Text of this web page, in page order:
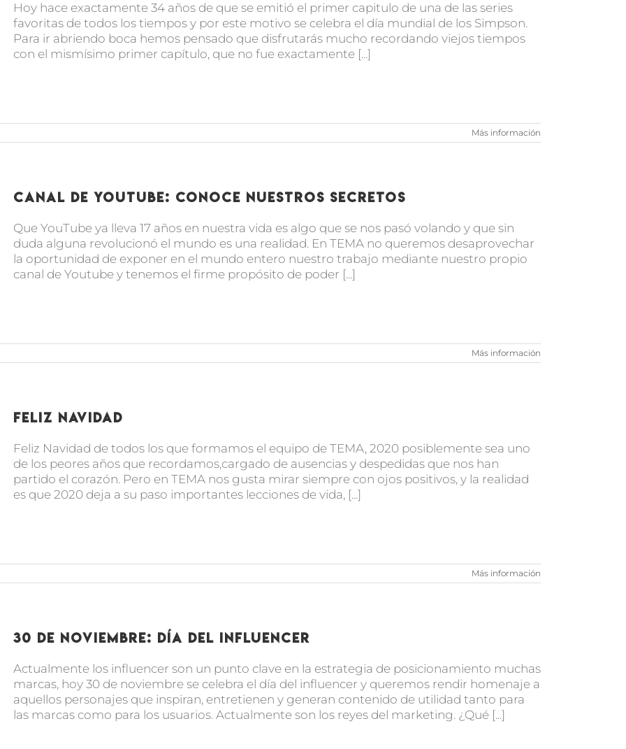
Hoy hace exactamente 34 años de que se emitió el primer capitulo de una de las series
favoritas de todos los tiempos y por este motivo se celebra el día mundial de los Simpson.
Para ir abriendo boca hemos pensado que disfrutarás mucho recordando viejos tiempos
con el mismísimo primer capítulo, que no fue exactamente [...]
Más información
Canal de YouTube: conoce nuestros secretos
Que YouTube ya lleva 17 años en nuestra vida es algo que se nos pasó volando y que sin
duda alguna revolucionó el mundo es una realidad. En TEMA no queremos desaprovechar
la oportunidad de exponer en el mundo entero nuestro trabajo mediante nuestro propio
canal de Youtube y tenemos el firme propósito de poder [...]
Más información
Feliz Navidad
Feliz Navidad de todos los que formamos el equipo de TEMA, 2020 posiblemente sea uno
de los peores años que recordamos,cargado de ausencias y despedidas que nos han
partido el corazón. Pero en TEMA nos gusta mirar siempre con ojos positivos, y la realidad
es que 2020 deja a su paso importantes lecciones de vida, [...]
Más información
30 de noviembre: Día del influencer
Actualmente los influencer son un punto clave en la estrategia de posicionamiento muchas
marcas, hoy 30 de noviembre se celebra el día del influencer y queremos rendir homenaje a
aquellos personajes que inspiran, entretienen y generan contenido de utilidad tanto para
las marcas como para los usuarios. Actualmente son los reyes del marketing. ¿Qué [...]